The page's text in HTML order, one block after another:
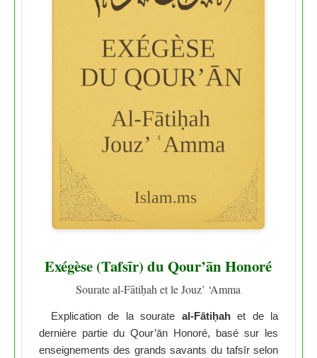
Exégèse (Tafsīr) du Qour’ān Honoré
Sourate al-Fātiḥah et le Jouz’ ‘Amma
Explication de la sourate al-Fātiḥahet de la
dernière partie du Qour’ān Honoré, basé sur les
enseignements des grands savants du tafsīr selon